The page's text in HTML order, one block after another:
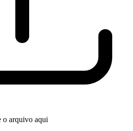
o arquivo aqui